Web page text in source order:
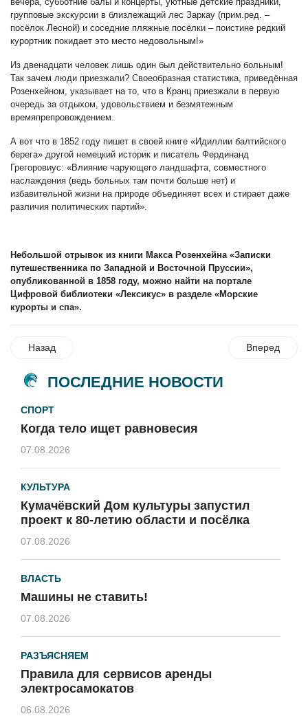
групповые экскурсии в близлежащий лес Заркау (прим.ред. –
посёлок Лесной) и соседние пляжные посёлки – поистине редкий
курортник покидает это место недовольным!»
Из двенадцати человек лишь один был действительно больным!
Так зачем люди приезжали? Своеобразная статистика, приведённая
Розенхейном, указывает на то, что в Кранц приезжали в первую
очередь за отдыхом, удовольствием и безмятежным
времяпрепровождением.
А вот что в 1852 году пишет в своей книге «Идиллии балтийского
берега» другой немецкий историк и писатель Фердинанд
Грегоровиус: «Влияние чарующего ландшафта, совместного
наслаждения (ведь больных там почти больше нет) и
избавительной жизни на природе объединяет всех и стирает даже
различия политических партий».
Небольшой отрывок из книги Макса Розенхейна «Записки
путешественника по Западной и Восточной Пруссии»,
опубликованной в 1858 году, можно найти на портале
Цифровой библиотеки «Лексикус» в разделе «Морские
курорты и спа».
Назад Вперед
ПОСЛЕДНИЕ НОВОСТИ
СПОРТ
Когда тело ищет равновесия
07.08.2026
КУЛЬТУРА
Кумачёвский Дом культуры запустил
проект к 80-летию области и посёлка
07.08.2026
ВЛАСТЬ
Машины не ставить!
07.08.2026
РАЗЪЯСНЯЕМ
Правила для сервисов аренды
электросамокатов
06.08.2026